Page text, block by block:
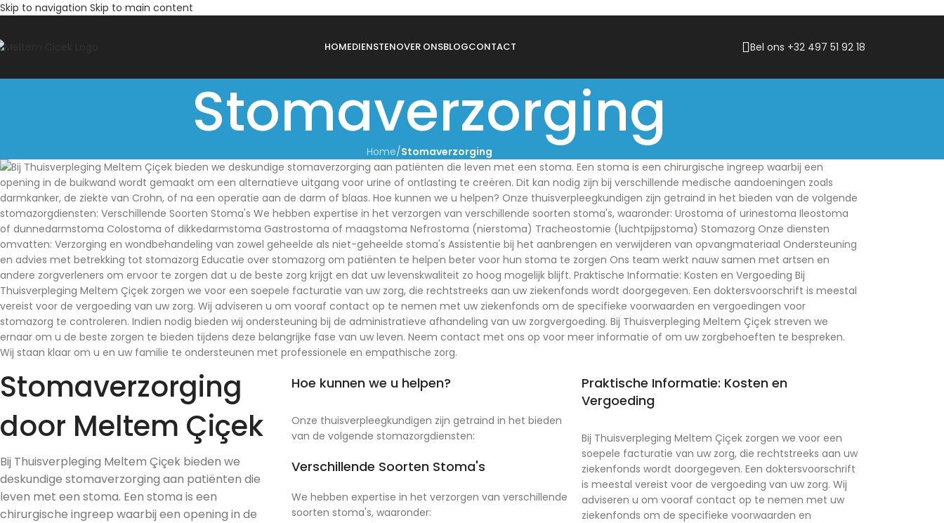
Skip to navigation Skip to main content
HOMEDIENSTENOVER ONSBLOGCONTACT Bel ons +32 497 51 92 18
Stomaverzorging
Home/Stomaverzorging
Stomaverzorging
door Meltem Çiçek
Bij Thuisverpleging Meltem Çiçek bieden we
deskundige stomaverzorging aan patiënten die
leven met een stoma. Een stoma is een
chirurgische ingreep waarbij een opening in de
Hoe kunnen we u helpen?
Onze thuisverpleegkundigen zijn getraind in het bieden
van de volgende stomazorgdiensten:
Verschillende Soorten Stoma's
We hebben expertise in het verzorgen van verschillende
soorten stoma's, waaronder:
Praktische Informatie: Kosten en
Vergoeding
Bij Thuisverpleging Meltem Çiçek zorgen we voor een
soepele facturatie van uw zorg, die rechtstreeks aan uw
ziekenfonds wordt doorgegeven. Een doktersvoorschrift
is meestal vereist voor de vergoeding van uw zorg. Wij
adviseren u om vooraf contact op te nemen met uw
ziekenfonds om de specifieke voorwaarden en